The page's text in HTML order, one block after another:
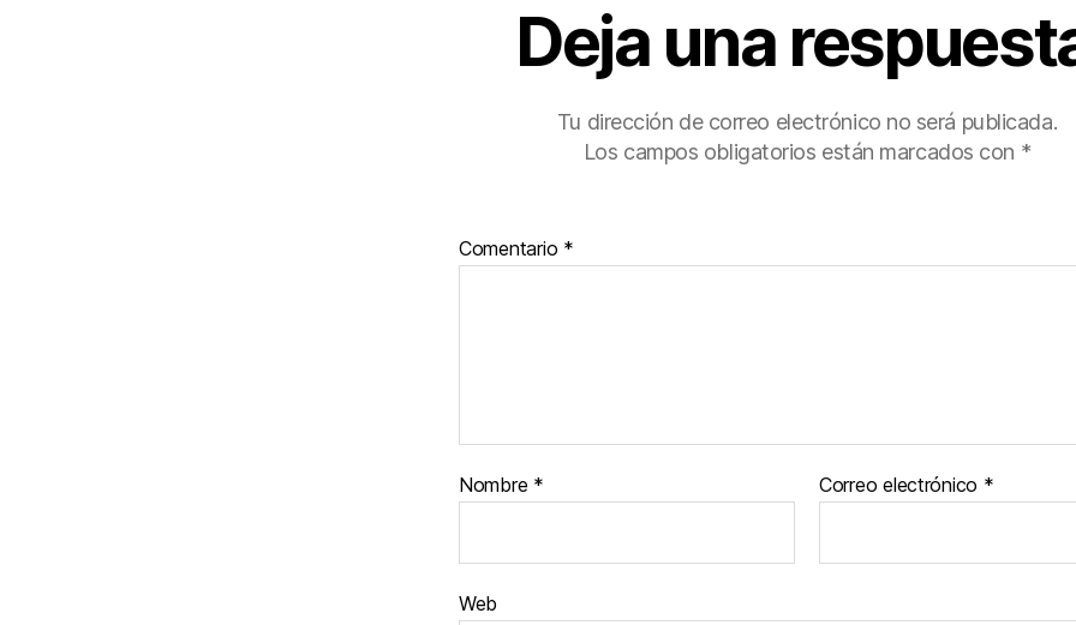
Deja una
Tu dirección de correo electrónico no será publicada.
Los campos obligatorios están marcados con *
Comentario *
Nombre * Correo electrónico *
Web